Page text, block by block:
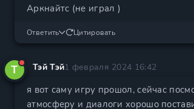
Аркнайтс (не играл )
Ответить Цитировать
Т Тэй Тэй1 февраля 2024 16:42
я вот саму игру прошол, сейчас
атмосферу и диалоги хорошо